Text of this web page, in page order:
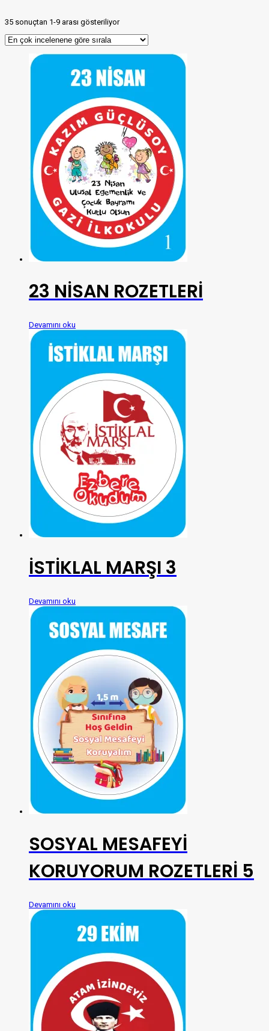
35 sonuçtan 1-9 arası gösteriliyor
23 NİSAN ROZETLERİ
Devamını oku
İSTİKLAL MARŞI 3
Devamını oku
SOSYAL MESAFEYİ
KORUYORUM ROZETLERİ 5
Devamını oku